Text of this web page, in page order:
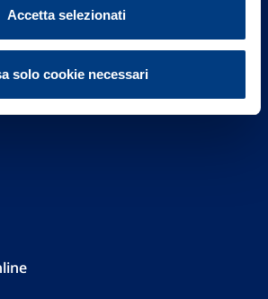
Accetta selezionati
solo cookie necessari